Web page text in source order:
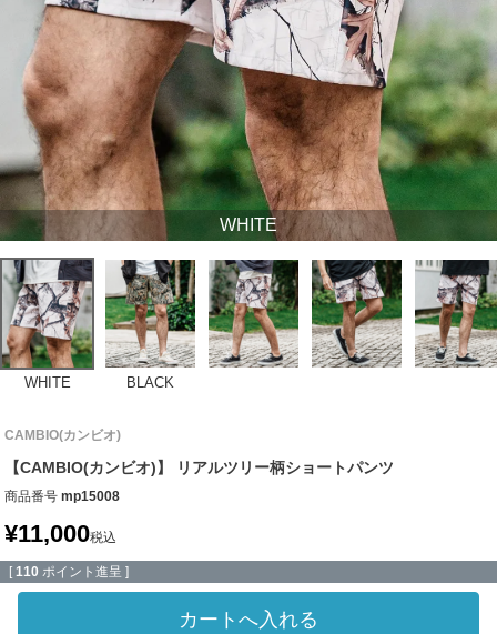
WHITE
WHITE BLACK
CAMBIO(カンビオ)
【CAMBIO(カンビオ)】 リアルツリー柄ショートパンツ
商品番号 mp15008
¥11,000税込
[ 110 ポイント進呈 ]
カートへ入れる